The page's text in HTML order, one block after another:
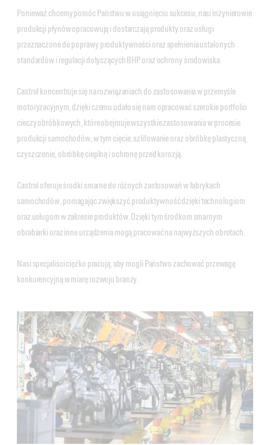
Ponieważ chcemy pomóc Państwu w osiągnięciu sukcesu, nasi inżynierowie
produkcji płynów opracowują i dostarczają produkty oraz usługi
przeznaczone do poprawy produktywności oraz spełnienia ustalonych
standardów i regulacji dotyczących BHP oraz ochrony środowiska.
Castrol koncentruje się na rozwiązaniach do zastosowania w przemyśle
motoryzacyjnym, dzięki czemu udało się nam opracować szerokie portfolio
cieczy obróbkowych, które obejmuje wszystkie zastosowania w procesie
produkcji samochodów, w tym cięcie, szlifowanie oraz obróbkę plastyczną,
czyszczenie, obróbkę cieplną i ochronę przed korozją.
Castrol oferuje środki smarne do różnych zastosowań w fabrykach
samochodów, pomagając zwiększyć produktywność dzięki technologiom
oraz usługom w zakresie produktów. Dzięki tym środkom smarnym
obrabiarki oraz inne urządzenia mogą pracować na najwyższych obrotach.
Nasi specjaliści ciężko pracują, aby mogli Państwo zachować przewagę
konkurencyjną w miarę rozwoju branży.